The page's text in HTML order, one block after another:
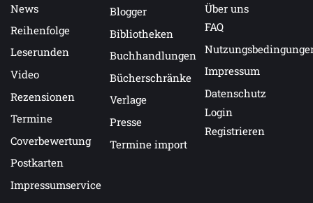
News
Reihenfolge
Leserunden
Video
Rezensionen
Termine
Coverbewertung
Postkarten
Impressumservice
Blogger
Bibliotheken
Buchhandlungen
Bücherschränke
Verlage
Presse
Termine import
Über uns
FAQ
Impressum
Datenschutz
Login
Registrieren